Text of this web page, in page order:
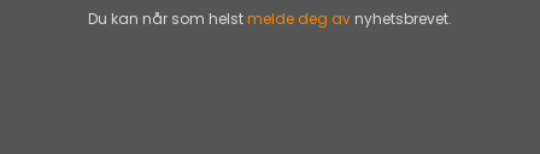
Du kan når som helst melde deg av nyhetsbrevet.